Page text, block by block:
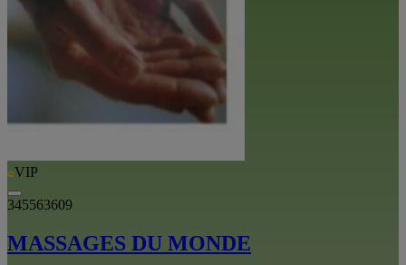
VIP
345563609
MASSAGES DU MONDE